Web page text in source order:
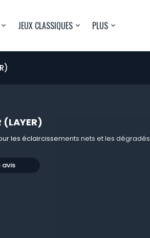
JEUX CLASSIQUES PLUS
(LAYER)
les éclaircissements nets et les dégradés
avis